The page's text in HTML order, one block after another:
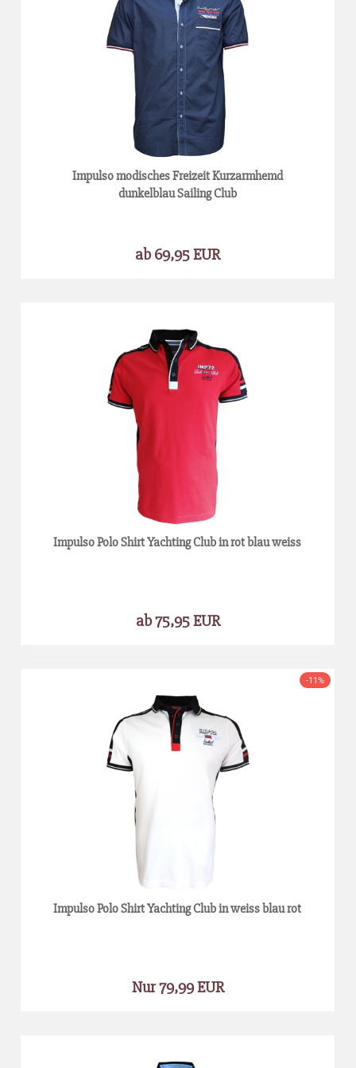
Impulso modisches Freizeit Kurzarmhemd
dunkelblau Sailing Club
ab 69,95 EUR
Impulso Polo Shirt Yachting Club in rot blau weiss
ab 75,95 EUR
-11%
Impulso Polo Shirt Yachting Club in weiss blau rot
Nur 79,99 EUR